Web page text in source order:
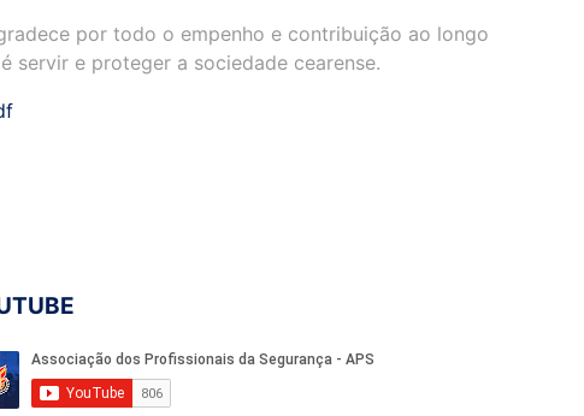
por todo o empenho e contribuição ao longo
servir e proteger a sociedade cearense.